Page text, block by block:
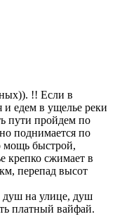
!! Если в
и едем в ущелье реки
пути пройдем по
поднимается по
мощь быстрой,
крепко сжимает в
перепад высот
душ на улице, душ
платный вайфай.